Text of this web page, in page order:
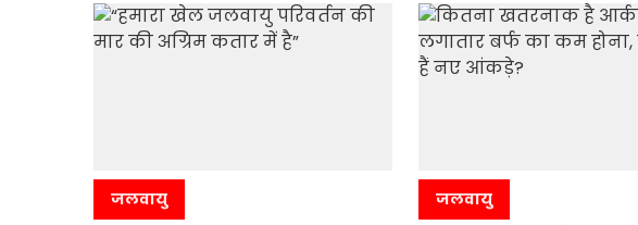
जलवायु जलवायु